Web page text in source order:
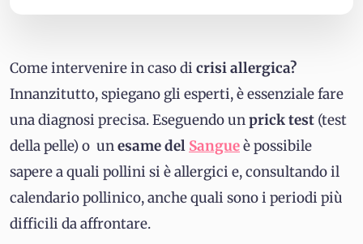
Come intervenire in caso di crisi allergica?
Innanzitutto, spiegano gli esperti, è essenziale fare
una diagnosi precisa. Eseguendo unprick test (test
della pelle) o unesame del Sangueè possibile
sapere a quali pollini si è allergici e, consultando il
calendario pollinico, anche quali sono i periodi più
difficili da affrontare.